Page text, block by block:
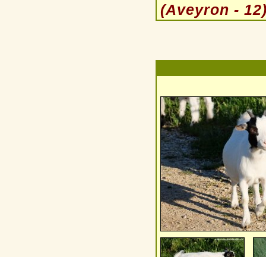
(Aveyron -